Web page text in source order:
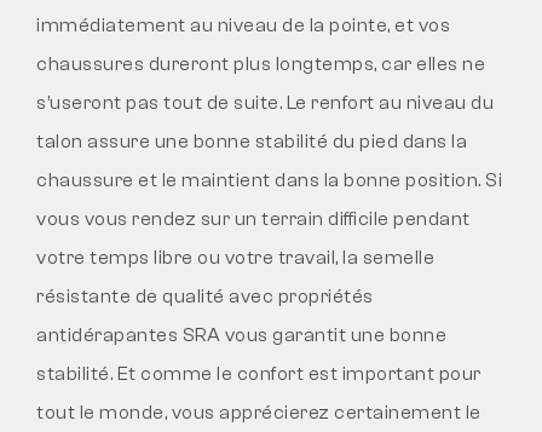
immédiatement au niveau de la pointe, et vos
chaussures dureront plus longtemps, car elles ne
s’useront pas tout de suite. Le renfort au niveau du
talon assure une bonne stabilité du pied dans la
chaussure et le maintient dans la bonne position. Si
vous vous rendez sur un terrain difficile pendant
votre temps libre ou votre travail, la semelle
résistante de qualité avec propriétés
antidérapantes SRA vous garantit une bonne
stabilité. Et comme le confort est important pour
tout le monde, vous apprécierez certainement le